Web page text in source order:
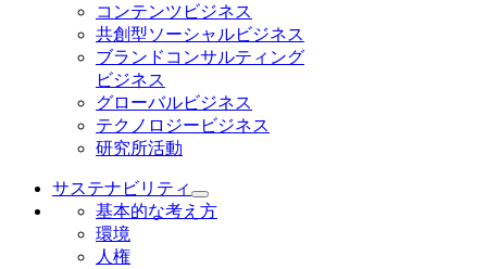
コンテンツビジネス
共創型ソーシャルビジネス
ブランドコンサルティング
ビジネス
グローバルビジネス
テクノロジービジネス
研究所活動
サステナビリティ
基本的な考え方
環境
人権